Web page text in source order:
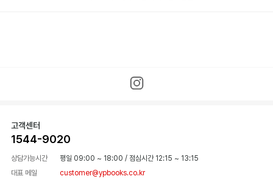
고객센터
1544-9020
상담가능시간 평일 09:00 ~ 18:00 / 점심시간 12:15 ~ 13:15
대표 메일
customer@ypbooks.co.kr